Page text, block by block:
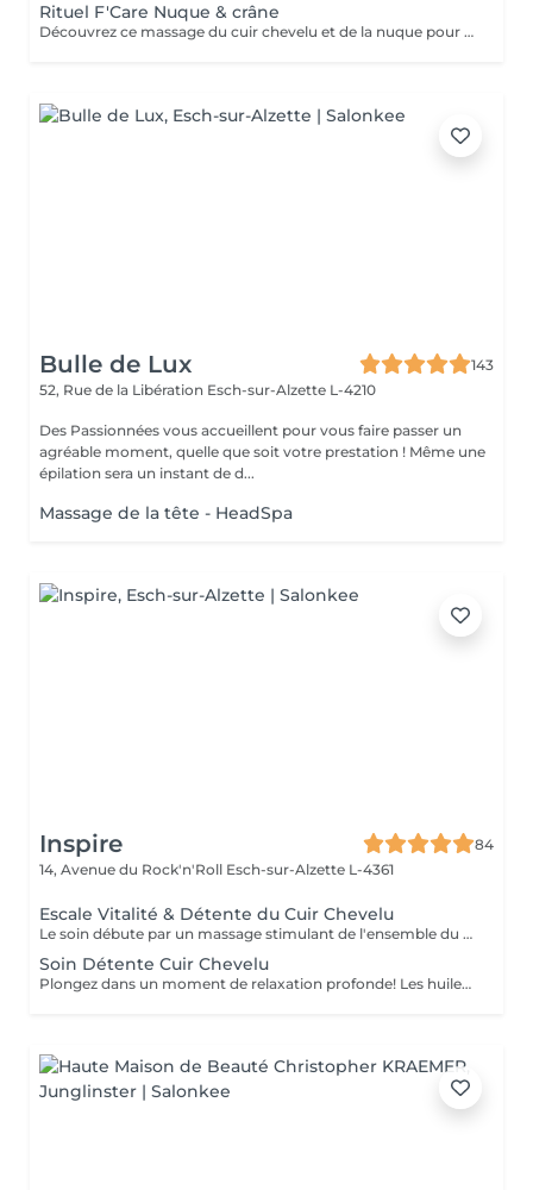
Rituel F'Care Nuque & crâne
Découvrez ce massage du cuir chevelu et de la nuque pour chasser les tensions physiques et mentales, combattre la fatigue et le stress. Modelage manuel du cuir chevelu sans huile, travail lent des muscles du cou, de la nuque sur-sollicités au quotidien. Les zones sensibles et tendues du crâne sont travaillés avec des techniques d'acupression et des instruments en pierre semi précieuse chauds afin de relaxer à la fois le corps et l'esprit et s'ancrer dans le moment présent. Réel lâcher prise en quelques instants. Les signes de fatigue sont estompés, le visage est parfaitement détendu.
Bulle de Lux
143
52, Rue de la Libération Esch-sur-Alzette L-4210
Des Passionnées vous accueillent pour vous faire passer un
agréable moment, quelle que soit votre prestation ! Même une
épilation sera un instant de d...
Massage de la tête - HeadSpa
Inspire
84
14, Avenue du Rock'n'Roll Esch-sur-Alzette L-4361
Escale Vitalité & Détente du Cuir Chevelu
Le soin débute par un massage stimulant de l'ensemble du cuir chevelu afin d'activer la microcirculation et favoriser la vitalité du cheveu. Une huile botanique rafraîchissante est appliquée sur les racines pour purifier le cuir chevelu, apporter une agréable sensation de fraîcheur et contribuer à son équilibre naturel. Une seconde huile au Neem et Coco est ensuite travaillée sur les longueurs et les pointes afin de nourrir, assouplir et protéger la fibre capillaire face aux agressions estivales telles que le soleil, le vent ou les baignades. Les manuvres lentes, enveloppantes et répétitives procurent une profonde sensation de relâchement. Les tensions accumulées se dissipent progressivement tandis que le corps et l'esprit s'abandonnent à une détente profonde. Les cheveux retrouvent douceur, souplesse et éclat, tandis que le cuir chevelu bénéficie d'un véritable bain de fraîcheur. Une parenthèse de bien-être et de calme entre deux soirées terrasses au soleil !
Soin Détente Cuir Chevelu
Plongez dans un moment de relaxation profonde! Les huiles naturelles au Neem stimulent le cuir chevelu et la pousse des cheveux. Le massage de la tête, du cuir chevelu et de la nuque vous emporte dans un doux moment de détente.